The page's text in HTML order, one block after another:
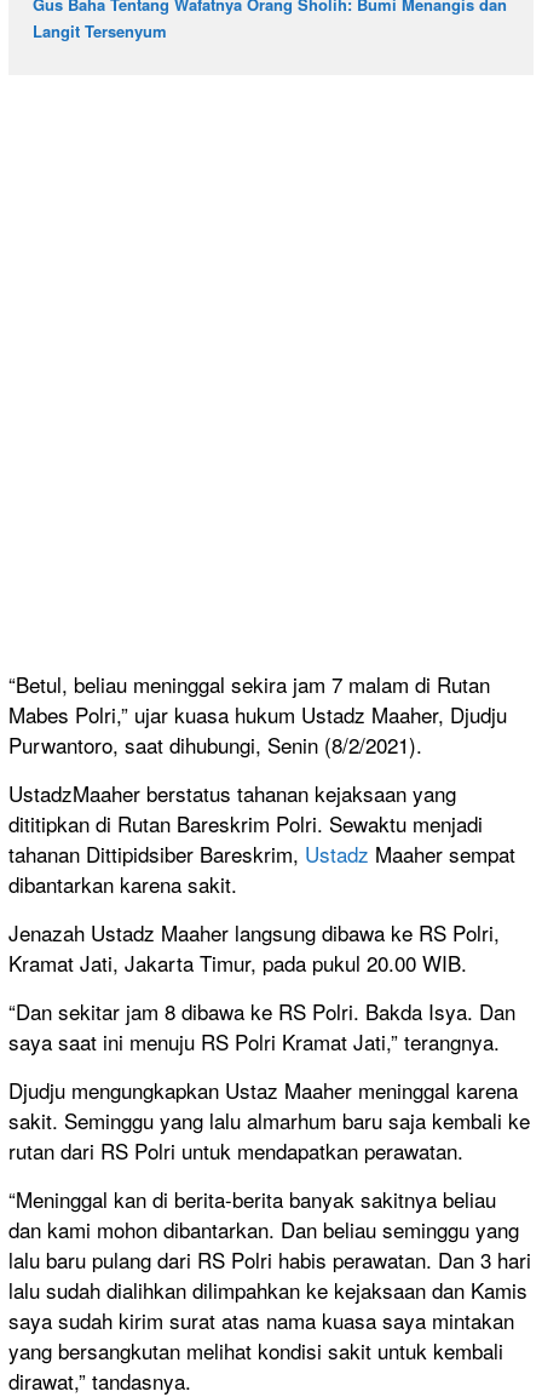
Gus Baha Tentang Wafatnya Orang Sholih: Bumi Menangis dan
Langit Tersenyum
“Betul, beliau meninggal sekira jam 7 malam di Rutan
Mabes Polri,” ujar kuasa hukum Ustadz Maaher, Djudju
Purwantoro, saat dihubungi, Senin (8/2/2021).
UstadzMaaher berstatus tahanan kejaksaan yang
dititipkan di Rutan Bareskrim Polri. Sewaktu menjadi
tahanan Dittipidsiber Bareskrim, Ustadz Maaher sempat
dibantarkan karena sakit.
Jenazah Ustadz Maaher langsung dibawa ke RS Polri,
Kramat Jati, Jakarta Timur, pada pukul 20.00 WIB.
“Dan sekitar jam 8 dibawa ke RS Polri. Bakda Isya. Dan
saya saat ini menuju RS Polri Kramat Jati,” terangnya.
Djudju mengungkapkan Ustaz Maaher meninggal karena
sakit. Seminggu yang lalu almarhum baru saja kembali ke
rutan dari RS Polri untuk mendapatkan perawatan.
“Meninggal kan di berita-berita banyak sakitnya beliau
dan kami mohon dibantarkan. Dan beliau seminggu yang
lalu baru pulang dari RS Polri habis perawatan. Dan 3 hari
lalu sudah dialihkan dilimpahkan ke kejaksaan dan Kamis
saya sudah kirim surat atas nama kuasa saya mintakan
yang bersangkutan melihat kondisi sakit untuk kembali
dirawat,” tandasnya.